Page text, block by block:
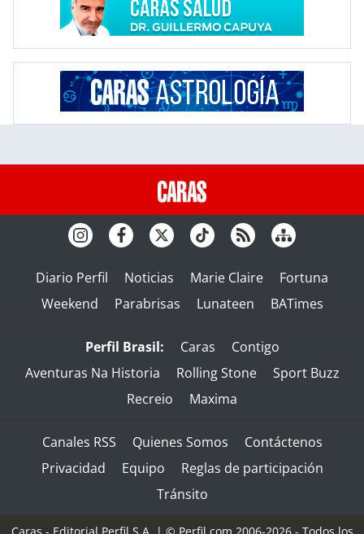
Diario Perfil Noticias Marie Claire
Fortuna
Weekend
Parabrisas Lunateen BATimes
Perfil Brasil: Caras
Contigo
Aventuras Na Historia
Rolling Stone
Sport Buzz
Recreio
Maxima
Canales RSS Quienes Somos
Contáctenos
Privacidad
Equipo
Reglas de participación
Tránsito